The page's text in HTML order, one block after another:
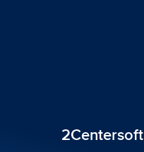
2Centersoft